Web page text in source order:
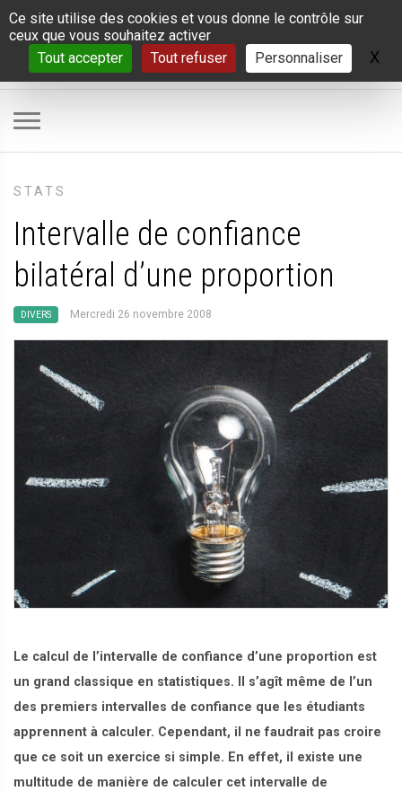
Panneau de gestion des cookies
Ce site utilise des cookies et vous donne le contrôle sur
ceux que vous souhaitez activer
Tout accepter
Tout refuser Personnaliser X
STATS
Intervalle de confiance
bilatéral d’une proportion
DIVERS Mercredi 26 novembre 2008
Le calcul de l’intervalle de confiance d’une proportion est
un grand classique en statistiques. Il s’agît même de l’un
des premiers intervalles de confiance que les étudiants
apprennent à calculer. Cependant, il ne faudrait pas croire
que ce soit un exercice si simple. En effet, il existe une
multitude de manière de calculer cet intervalle de